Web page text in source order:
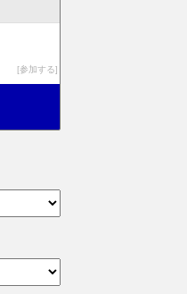
参加する